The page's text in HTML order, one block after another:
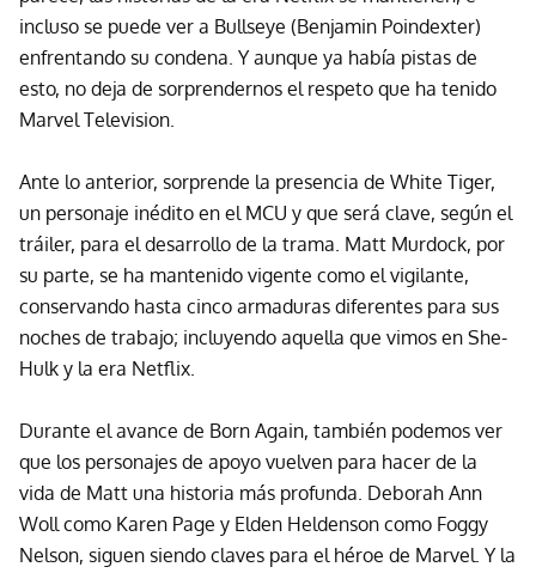
incluso se puede ver a Bullseye (Benjamin Poindexter)
enfrentando su condena. Y aunque ya había pistas de
esto, no deja de sorprendernos el respeto que ha tenido
Marvel Television.
Ante lo anterior, sorprende la presencia de White Tiger,
un personaje inédito en el MCU y que será clave, según el
tráiler, para el desarrollo de la trama. Matt Murdock, por
su parte, se ha mantenido vigente como el vigilante,
conservando hasta cinco armaduras diferentes para sus
noches de trabajo; incluyendo aquella que vimos en She-
Hulk y la era Netflix.
Durante el avance de Born Again, también podemos ver
que los personajes de apoyo vuelven para hacer de la
vida de Matt una historia más profunda. Deborah Ann
Woll como Karen Page y Elden Heldenson como Foggy
Nelson, siguen siendo claves para el héroe de Marvel. Y la